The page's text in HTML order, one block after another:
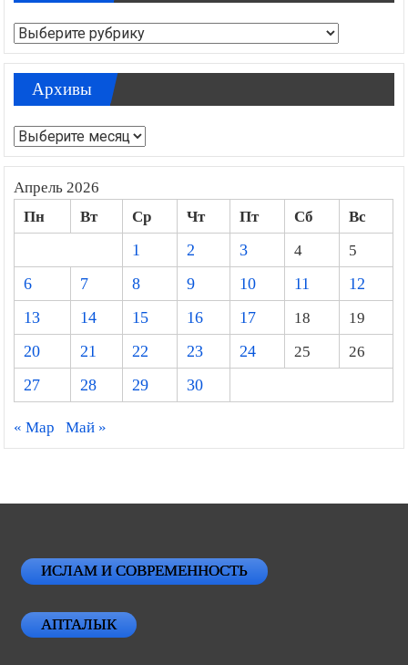
Рубрики
Архивы
Архивы
Апрель 2026
Пн Вт Ср Чт Пт Сб
Вс
1
2 3 4
5
6
7 8 9 10 11
12
13
14 15 16 17 18
19
20
21 22 23 24 25
26
27
28 29 30
« Мар Май »
ИСЛАМ И СОВРЕМЕННОСТЬ
АПТАЛЫК